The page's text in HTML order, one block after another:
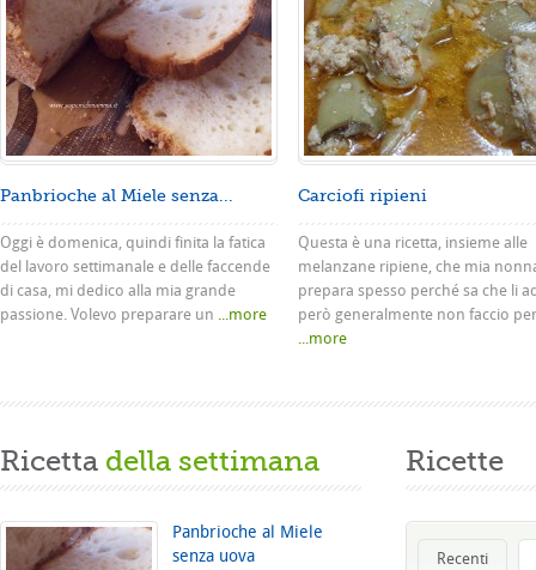
Panbrioche al Miele senza...
Oggi è domenica, quindi finita la fatica
del lavoro settimanale e delle faccende
di casa, mi dedico alla mia grande
passione. Volevo preparare un ...more
Carciofi ripieni
Questa è una ricetta, insieme alle
melanzane ripiene, che mia
prepara spesso perché sa che li
però generalmente non faccio
...more
Ricetta della settimana
Panbrioche al Miele
senza uova
Ricette
Recenti